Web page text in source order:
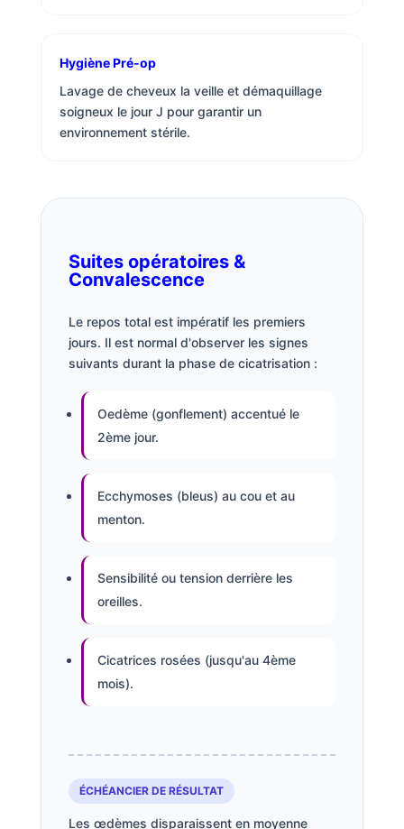
Hygiène Pré-op
Lavage de cheveux la veille et démaquillage
soigneux le jour J pour garantir un
environnement stérile.
Suites opératoires &
Convalescence
Le repos total est impératif les premiers
jours. Il est normal d'observer les signes
suivants durant la phase de cicatrisation :
Oedème (gonflement) accentué le
2ème jour.
Ecchymoses (bleus) au cou et au
menton.
Sensibilité ou tension derrière les
oreilles.
Cicatrices rosées (jusqu'au 4ème
mois).
ÉCHÉANCIER DE RÉSULTAT
Les œdèmes disparaissent en moyenne